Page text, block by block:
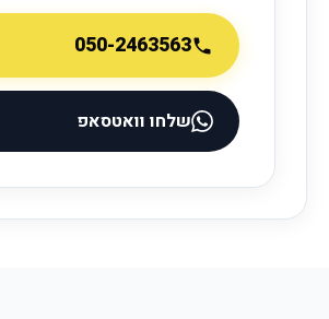
050-2463563
שלחו וואטסאפ